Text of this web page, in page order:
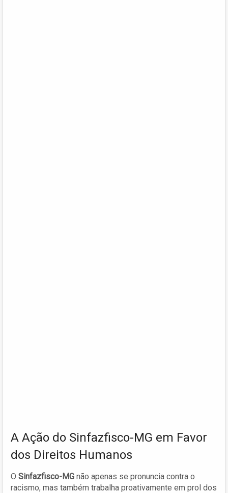
A Ação do Sinfazfisco-MG em Favor
dos Direitos Humanos
O Sinfazfisco-MG não apenas se pronuncia contra o
racismo, mas também trabalha proativamente em prol dos